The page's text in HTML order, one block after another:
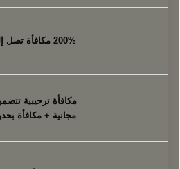
200% مكافأة تصل إلى 3000$
مجانية + مكافأة بحدود